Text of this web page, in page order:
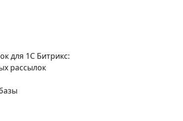
для 1C Битрикс:
рассылок